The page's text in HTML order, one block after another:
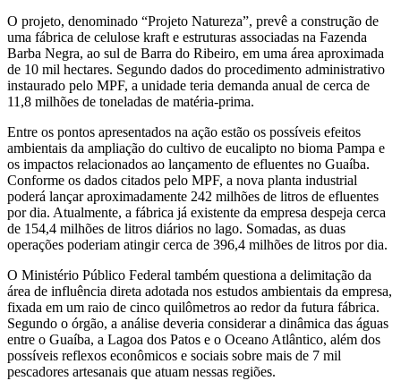
O projeto, denominado “Projeto Natureza”, prevê a construção de
uma fábrica de celulose kraft e estruturas associadas na Fazenda
Barba Negra, ao sul de Barra do Ribeiro, em uma área aproximada
de 10 mil hectares. Segundo dados do procedimento administrativo
instaurado pelo MPF, a unidade teria demanda anual de cerca de
11,8 milhões de toneladas de matéria-prima.
Entre os pontos apresentados na ação estão os possíveis efeitos
ambientais da ampliação do cultivo de eucalipto no bioma Pampa e
os impactos relacionados ao lançamento de efluentes no Guaíba.
Conforme os dados citados pelo MPF, a nova planta industrial
poderá lançar aproximadamente 242 milhões de litros de efluentes
por dia. Atualmente, a fábrica já existente da empresa despeja cerca
de 154,4 milhões de litros diários no lago. Somadas, as duas
operações poderiam atingir cerca de 396,4 milhões de litros por dia.
O Ministério Público Federal também questiona a delimitação da
área de influência direta adotada nos estudos ambientais da empresa,
fixada em um raio de cinco quilômetros ao redor da futura fábrica.
Segundo o órgão, a análise deveria considerar a dinâmica das águas
entre o Guaíba, a Lagoa dos Patos e o Oceano Atlântico, além dos
possíveis reflexos econômicos e sociais sobre mais de 7 mil
pescadores artesanais que atuam nessas regiões.